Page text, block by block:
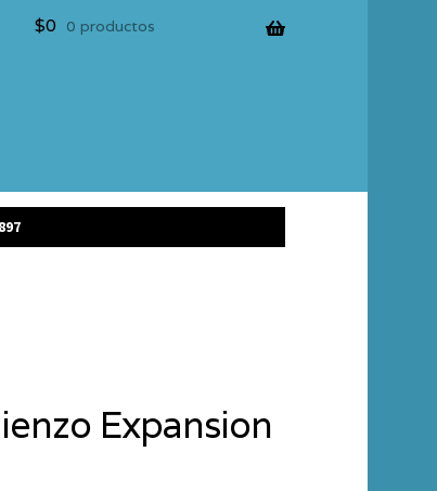
$0 0 productos
Expansion